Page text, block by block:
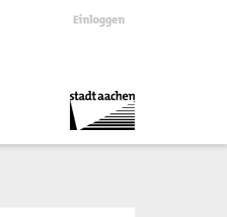
Einloggen